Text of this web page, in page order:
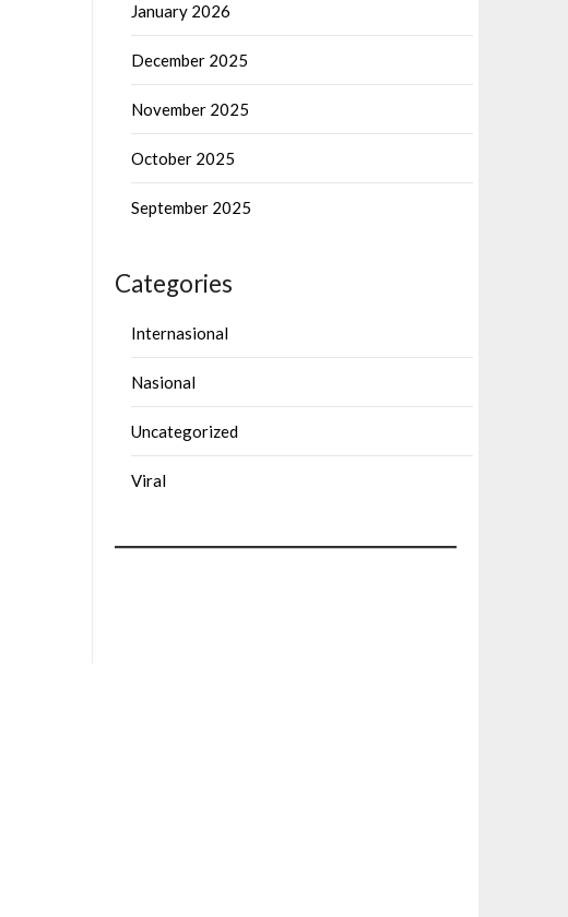
January 2026
December 2025
November 2025
October 2025
September 2025
Categories
Internasional
Nasional
Uncategorized
Viral